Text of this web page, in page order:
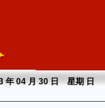
年 04 月 30 日 星期日